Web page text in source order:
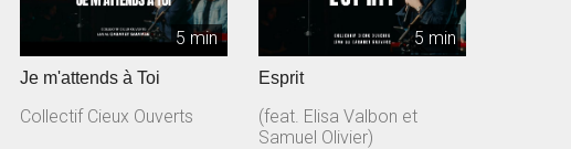
5 min
Je m'attends à Toi
Collectif Cieux Ouverts
5 min
Esprit
(feat. Elisa Valbon et
Samuel Olivier)